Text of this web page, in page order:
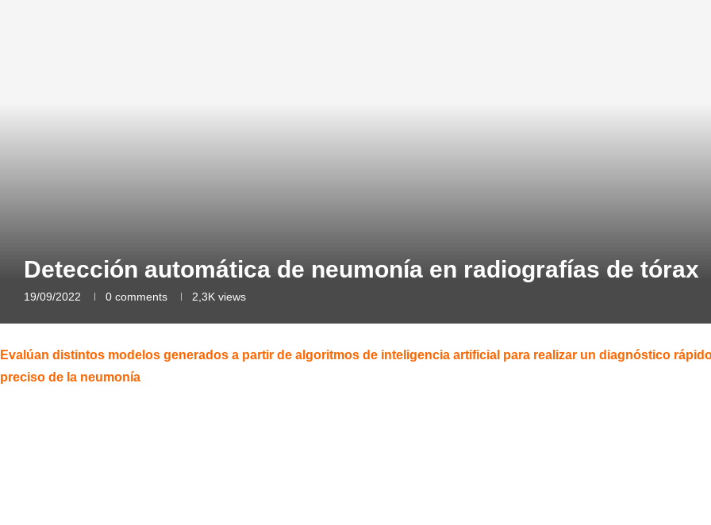
Detección automática de neumonía en radiografías de tórax
19/09/2022 0 comments 2,3K views
Evalúan distintos modelos generados a partir de algoritmos de inteligencia artificial para realizar un diagnóstico
preciso de la neumonía